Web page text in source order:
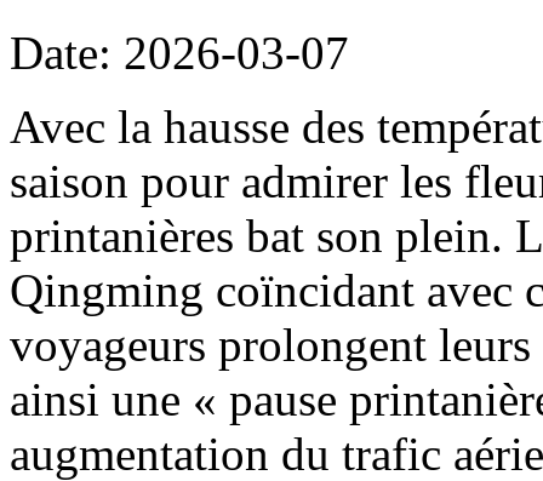
Date: 2026-03-07
Avec la hausse des
saison pour admirer les
printanières bat son plein.
Qingming coïncidant avec
voyageurs prolongent
ainsi une « pause
augmentation du trafic